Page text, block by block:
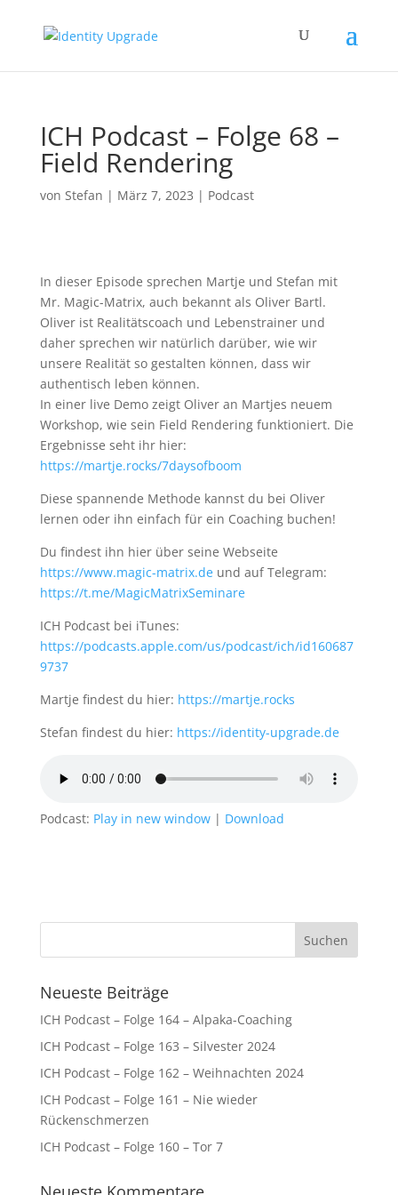
ICH Podcast – Folge 68 –
Field Rendering
von Stefan | März 7, 2023 | Podcast
In dieser Episode sprechen Martje und Stefan mit
Mr. Magic-Matrix, auch bekannt als Oliver Bartl.
Oliver ist Realitätscoach und Lebenstrainer und
daher sprechen wir natürlich darüber, wie wir
unsere Realität so gestalten können, dass wir
authentisch leben können.
In einer live Demo zeigt Oliver an Martjes neuem
Workshop, wie sein Field Rendering funktioniert. Die
Ergebnisse seht ihr hier:
https://martje.rocks/7daysofboom
Diese spannende Methode kannst du bei Oliver
lernen oder ihn einfach für ein Coaching buchen!
Du findest ihn hier über seine Webseite
https://www.magic-matrix.deund auf Telegram:
https://t.me/MagicMatrixSeminare
ICH Podcast bei iTunes:
https://podcasts.apple.com/us/podcast/ich/id160687
9737
Martje findest du hier: https://martje.rocks
Stefan findest du hier: https://identity-upgrade.de
Podcast: Play in new window| Download
Neueste Beiträge
ICH Podcast – Folge 164 – Alpaka-Coaching
ICH Podcast – Folge 163 – Silvester 2024
ICH Podcast – Folge 162 – Weihnachten 2024
ICH Podcast – Folge 161 – Nie wieder
Rückenschmerzen
ICH Podcast – Folge 160 – Tor 7